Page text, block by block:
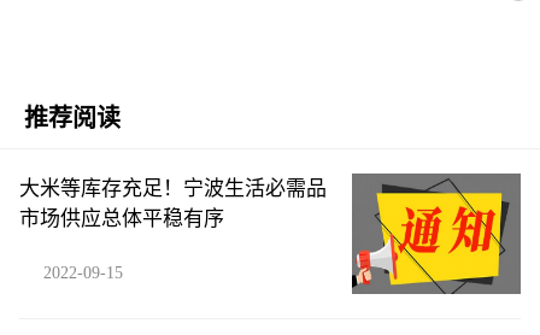
推荐阅读
大米等库存充足！宁波生活必需品
市场供应总体平稳有序
2022-09-15